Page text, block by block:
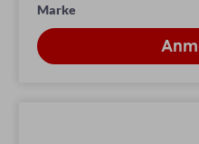
Marke